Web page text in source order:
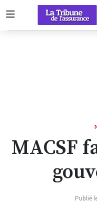
AFFICHER LA
MACSF
Publié